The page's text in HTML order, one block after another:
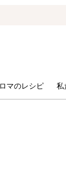
マのレシピ 私